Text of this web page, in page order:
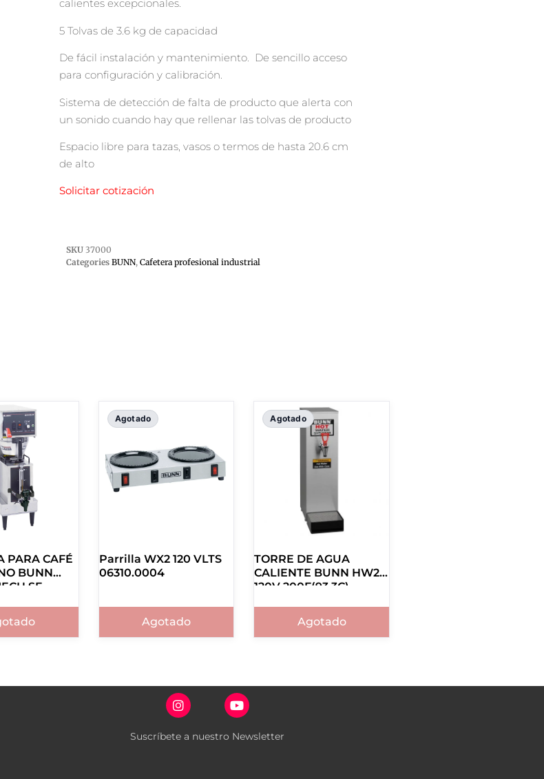
calientes excepcionales.
5 Tolvas de 3.6 kg de capacidad
De fácil instalación y mantenimiento. De sencillo acceso
para configuración y calibración.
Sistema de detección de falta de producto que alerta con
un sonido cuando hay que rellenar las tolvas de producto
Espacio libre para tazas, vasos o termos de hasta 20.6 cm
de alto
Solicitar cotización
SKU 37000
Categories BUNN, Cafetera profesional industrial
PARA CAFÉ
BUNN
SF
Agotado
Parrilla WX2 120 VLTS
06310.0004
Agotado
Agotado
TORRE DE AGUA
CALIENTE BUNN HW2,
120V 200F(93.3C)
Agotado
Suscríbete a nuestro Newsletter